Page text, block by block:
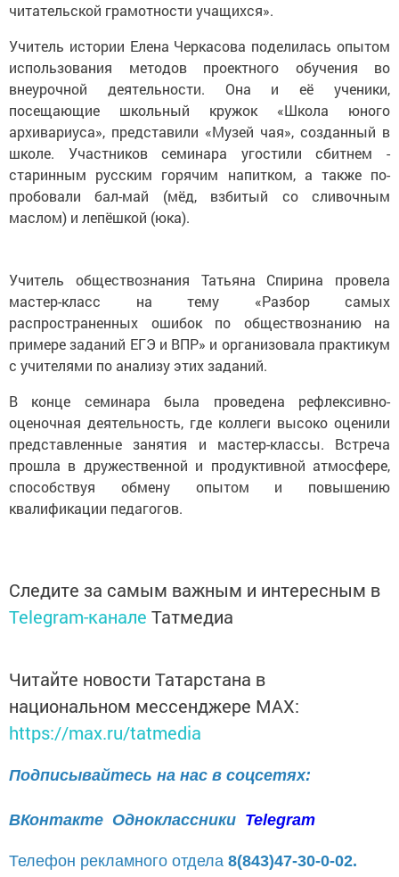
читательской грамотности учащихся».
Учитель истории Елена Черкасова поделилась опытом
использования методов проектного обучения во
внеурочной деятельности. Она и её ученики,
посещающие школьный кружок «Школа юного
архивариуса», представили «Музей чая», созданный в
школе. Участников семинара угостили сбитнем -
старинным русским горячим напитком, а также по-
пробовали бал-май (мёд, взбитый со сливочным
маслом) и лепёшкой (юка).
Учитель обществознания Татьяна Спирина провела
мастер-класс на тему «Разбор самых
распространенных ошибок по обществознанию на
примере заданий ЕГЭ и ВПР» и организовала практикум
с учителями по анализу этих заданий.
В конце семинара была проведена рефлексивно-
оценочная деятельность, где коллеги высоко оценили
представленные занятия и мастер-классы. Встреча
прошла в дружественной и продуктивной атмосфере,
способствуя обмену опытом и повышению
квалификации педагогов.
Следите за самым важным и интересным в
Telegram-канале Татмедиа
Читайте новости Татарстана в
национальном мессенджере MАХ:
https://max.ru/tatmedia
Подписывайтесь на нас в соцсетях:
ВКонтакте Одноклассники Telegram
Телефон рекламного отдела 8(843)47-30-0-02.